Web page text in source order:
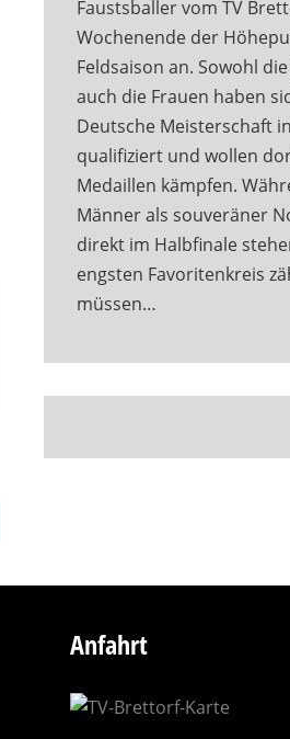
Faustsballer vom TV
Wochenende der
Feldsaison an. Sowohl
auch die Frauen haben
Deutsche Meisterschaft
qualifiziert und wollen
Medaillen kämpfen.
Männer als souveräner
direkt im Halbfinale
engsten Favoritenkreis
müssen…
Anfahrt